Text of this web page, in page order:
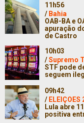
11h56
/ Bahia
OAB-BA e
apuração
de Castro
10h03
/Supremo
STF pode
seguem
09h42
/ ELEIÇOES
Lula abre
positiva